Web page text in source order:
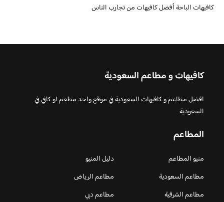
كافيهات الباحة أفضل كافيهات من تجارب الناس
كافيهات و مطاعم السعودية
افضل مطاعم و كافيهات السعودية في موقع واحد مطعم او كافي في
السعودية
المطاعم
منيو المطاعم
دليل المنيو
مطاعم السعودية
مطاعم الرياض
مطاعم الشرقية
مطاعم دبي